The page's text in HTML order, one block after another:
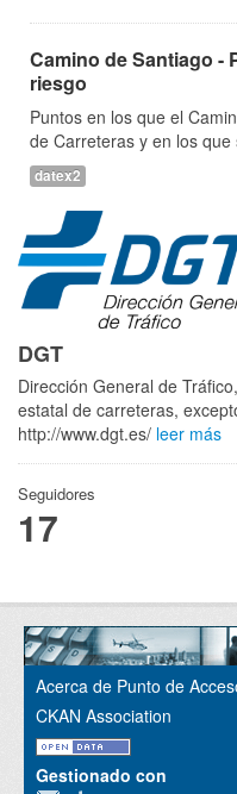
Camino de Santiago -
riesgo
Puntos en los que el
de Carreteras y en los
datex2
DGT
Dirección General de
estatal de carreteras,
http://www.dgt.es/ leer más
Seguidores
17
Acerca de Punto de
CKAN Association
Gestionado con